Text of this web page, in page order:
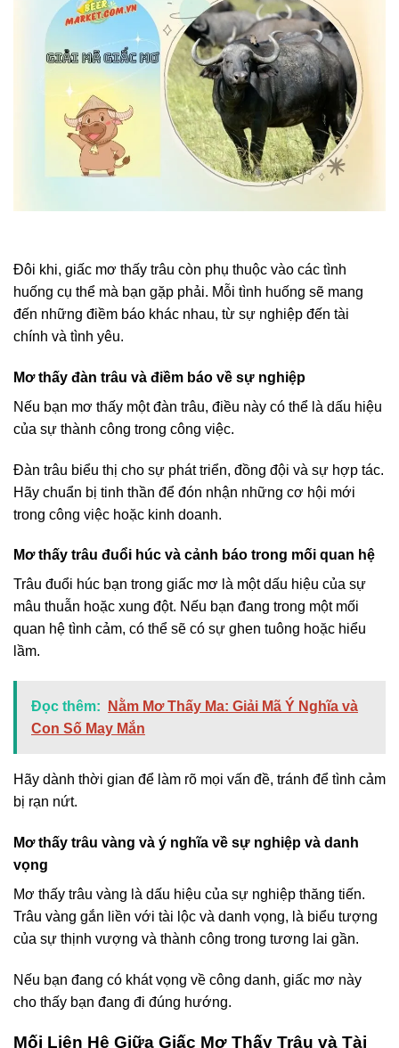
Đôi khi, giấc mơ thấy trâu còn phụ thuộc vào các tình
huống cụ thể mà bạn gặp phải. Mỗi tình huống sẽ mang
đến những điềm báo khác nhau, từ sự nghiệp đến tài
chính và tình yêu.
Mơ thấy đàn trâu và điềm báo về sự nghiệp
Nếu bạn mơ thấy một đàn trâu, điều này có thể là dấu hiệu
của sự thành công trong công việc.
Đàn trâu biểu thị cho sự phát triển, đồng đội và sự hợp tác.
Hãy chuẩn bị tinh thần để đón nhận những cơ hội mới
trong công việc hoặc kinh doanh.
Mơ thấy trâu đuổi húc và cảnh báo trong mối quan hệ
Trâu đuổi húc bạn trong giấc mơ là một dấu hiệu của sự
mâu thuẫn hoặc xung đột. Nếu bạn đang trong một mối
quan hệ tình cảm, có thể sẽ có sự ghen tuông hoặc hiểu
lầm.
Đọc thêm:
Nằm Mơ Thấy Ma: Giải Mã Ý Nghĩa và
Con Số May Mắn
Hãy dành thời gian để làm rõ mọi vấn đề, tránh để tình cảm
bị rạn nứt.
Mơ thấy trâu vàng và ý nghĩa về sự nghiệp và danh
vọng
Mơ thấy trâu vàng là dấu hiệu của sự nghiệp thăng tiến.
Trâu vàng gắn liền với tài lộc và danh vọng, là biểu tượng
của sự thịnh vượng và thành công trong tương lai gần.
Nếu bạn đang có khát vọng về công danh, giấc mơ này
cho thấy bạn đang đi đúng hướng.
Mối Liên Hệ Giữa Giấc Mơ Thấy Trâu và Tài